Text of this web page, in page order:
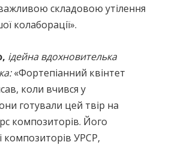
складовою утілення
колаборації».
ідейна вдохновителька
«Фортепіанний квінтет
коли вчився у
готували цей твір на
композиторів. Його
композиторів УРСР,